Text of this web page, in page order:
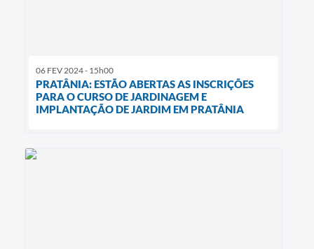
06 FEV 2024 - 15h00
PRATÂNIA: ESTÃO ABERTAS AS INSCRIÇÕES
PARA O CURSO DE JARDINAGEM E
IMPLANTAÇÃO DE JARDIM EM PRATÂNIA